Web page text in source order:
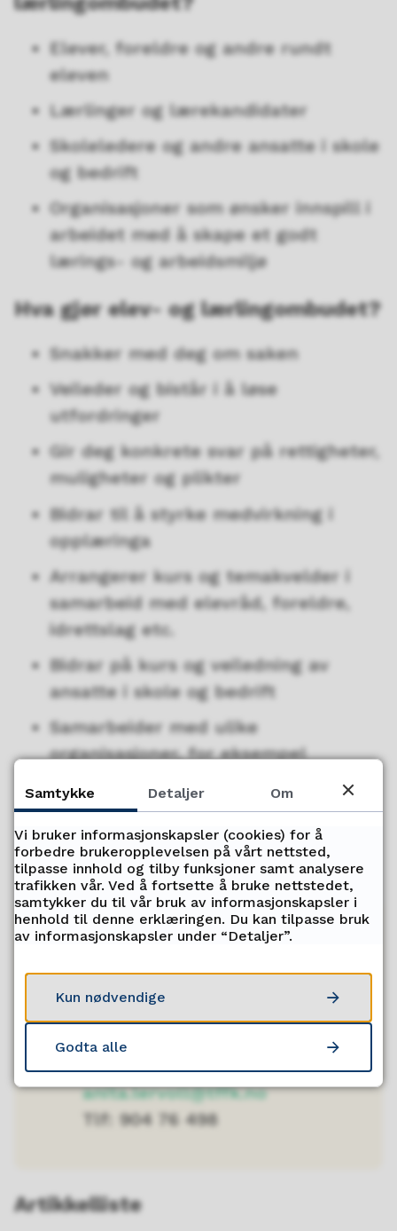
Elever, foreldre og andre rundt
eleven
Lærlinger og lærekandidater
Skoleledere og andre ansatte i skole
og bedrift
Organisasjoner som ønsker innspill i
arbeidet med å skape et godt
lærings- og arbeidsmiljø
Hva gjør elev- og lærlingombudet?
Snakker med deg om saken
Veileder og bistår i å løse
utfordringer
Gir deg konkrete svar på rettigheter,
muligheter og plikter
Bidrar til å styrke medvirkning i
opplæringa
Arrangerer kurs og temakvelder i
samarbeid med elevråd, foreldre,
idrettslag etc.
Bidrar på kurs og veiledning av
ansatte i skole og bedrift
Samarbeider med ulike
organisasjoner, for eksempel
Elevorganisasjonen, Ungdommens
Fylkesråd, skolehelsetjeneste etc.
Tar opp større og prinsipielle saker
med politikerne og administrasjonen
Kontakt elev- og
lærlingombudet
Anita Lervoll
E-post:
anita.lervoll@tffk.no
Tlf: 904 76 498
Artikkelliste
Samtykke Detaljer Om
Vi bruker informasjonskapsler (cookies) for å
forbedre brukeropplevelsen på vårt nettsted,
tilpasse innhold og tilby funksjoner samt analysere
trafikken vår. Ved å fortsette å bruke nettstedet,
samtykker du til vår bruk av informasjonskapsler i
henhold til denne erklæringen. Du kan tilpasse bruk
av informasjonskapsler under “Detaljer”.
Kun nødvendige
Godta alle